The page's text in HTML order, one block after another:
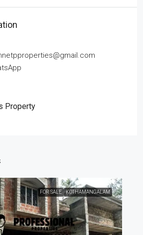
Property
FOR SALE KOTHAMANGALAM